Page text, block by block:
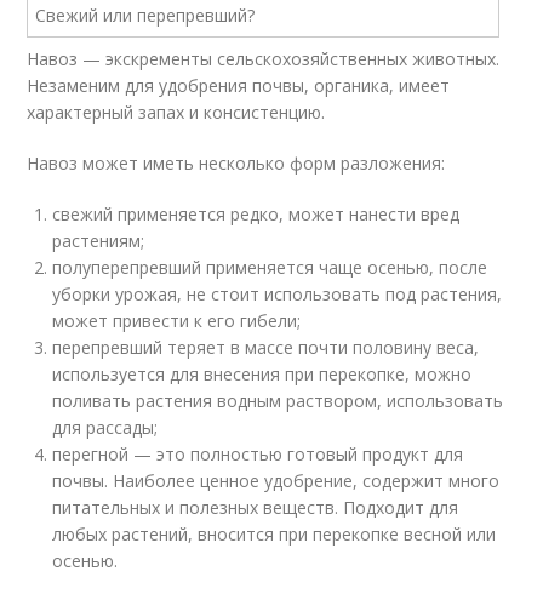
Навоз — экскременты сельскохозяйственных животных.
Незаменим для удобрения почвы, органика, имеет
характерный запах и консистенцию.
Навоз может иметь несколько форм разложения:
свежий применяется редко, может нанести вред
растениям;
полуперепревший применяется чаще осенью, после
уборки урожая, не стоит использовать под растения,
может привести к его гибели;
перепревший теряет в массе почти половину веса,
используется для внесения при перекопке, можно
поливать растения водным раствором, использовать
для рассады;
перегной — это полностью готовый продукт для
почвы. Наиболее ценное удобрение, содержит много
питательных и полезных веществ. Подходит для
любых растений, вносится при перекопке весной или
осенью.